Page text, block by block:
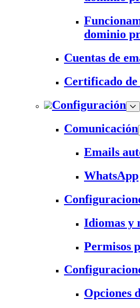
dominio
Cuentas de
Certificado de
Configuración
Comunicación
Emails
WhatsApp
Idiomas y
Permisos
Opciones